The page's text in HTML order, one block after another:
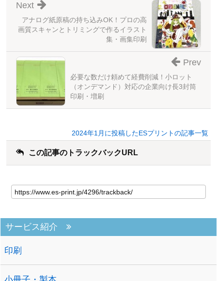
アナログ紙原稿の持ち込みOK！プロの高
画質スキャンとトリミングで作るイラスト
集・画集印刷
Next
必要な数だけ頼めて経費削減！小ロット
（オンデマンド）対応の企業向け長3封筒
印刷・増刷
Prev
2024年1月に投稿したESプリントの記事一覧
この記事のトラックバックURL
サービス紹介
印刷